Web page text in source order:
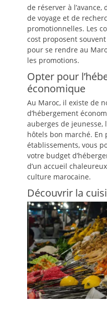
de réserver à l’avance,
de voyage et de
promotionnelles. Les
cost proposent
pour se rendre au
les promotions.
Opter pour
économique
Au Maroc, il existe de
d’hébergement
auberges de jeunesse,
hôtels bon marché. En
établissements, vous
votre budget
d’un accueil
culture marocaine.
Découvrir la